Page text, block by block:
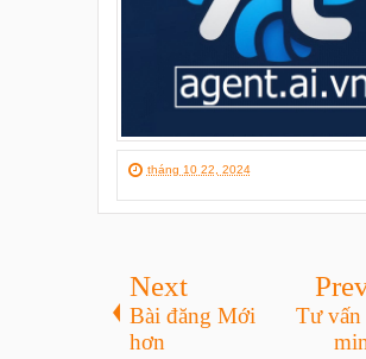
tháng 10 22, 2024
Next
Bài đăng Mới
hơn
Tư vấn